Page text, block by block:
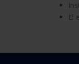
El